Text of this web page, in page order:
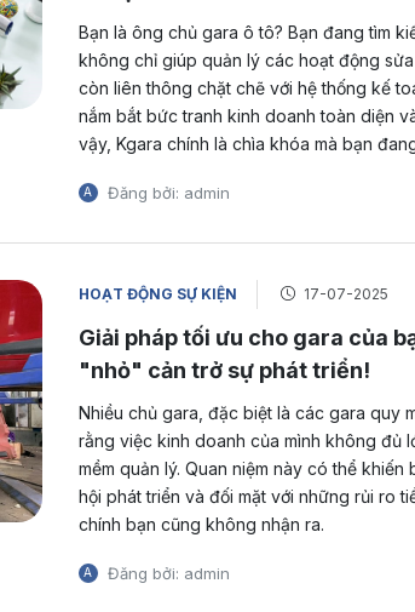
Bạn là ông chủ gara ô tô? Bạn đang tìm
không chỉ giúp quản lý các hoạt động
còn liên thông chặt chẽ với hệ thống kế
nắm bắt bức tranh kinh doanh toàn diện
vậy, Kgara chính là chìa khóa mà bạn
A Đăng bởi: admin
HOẠT ĐỘNG SỰ KIỆN 17-07-2025
Giải pháp tối ưu cho gara của
"nhỏ" cản trở sự phát triển!
Nhiều chủ gara, đặc biệt là các gara quy
rằng việc kinh doanh của mình không đủ
mềm quản lý. Quan niệm này có thể khiến
hội phát triển và đối mặt với những rủi ro
chính bạn cũng không nhận ra.
A Đăng bởi: admin